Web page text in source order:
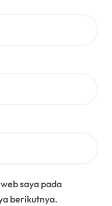
saya pada
berikutnya.